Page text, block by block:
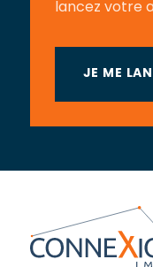
lancez votre
JE ME